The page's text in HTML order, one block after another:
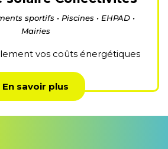
sportifs • Piscines • EHPAD •
Mairies
vos coûts énergétiques
En savoir plus